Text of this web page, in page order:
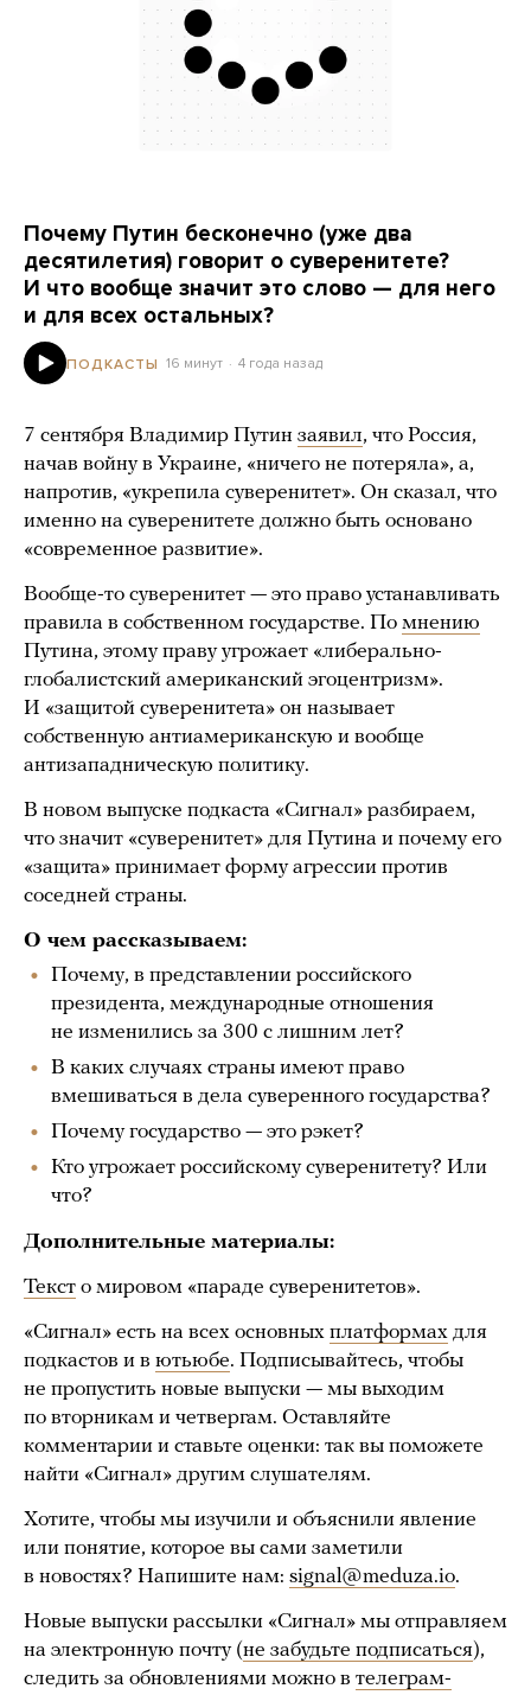
Почему Путин бесконечно (уже два
десятилетия) говорит о суверенитете?
И что вообще значит это слово — для него
и для всех остальных?
ПОДКАСТЫ 16 минут 4 года назад
7 сентября Владимир Путин заявил, что Россия,
начав войну в Украине, «ничего не потеряла», а,
напротив, «укрепила суверенитет». Он сказал, что
именно на суверенитете должно быть основано
«современное развитие».
Вообще-то суверенитет — это право устанавливать
правила в собственном государстве. По мнению
Путина, этому праву угрожает «либерально-
глобалистский американский эгоцентризм».
И «защитой суверенитета» он называет
собственную антиамериканскую и вообще
антизападническую политику.
В новом выпуске подкаста «Сигнал» разбираем,
что значит «суверенитет» для Путина и почему его
«защита» принимает форму агрессии против
соседней страны.
О чем рассказываем:
Почему, в представлении российского
президента, международные отношения
не изменились за 300 с лишним лет?
В каких случаях страны имеют право
вмешиваться в дела суверенного государства?
Почему государство — это рэкет?
Кто угрожает российскому суверенитету? Или
что?
Дополнительные материалы:
Текст о мировом «параде суверенитетов».
«Сигнал» есть на всех основных платформах для
подкастов и в ютьюбе. Подписывайтесь, чтобы
не пропустить новые выпуски — мы выходим
по вторникам и четвергам. Оставляйте
комментарии и ставьте оценки: так вы поможете
найти «Сигнал» другим слушателям.
Хотите, чтобы мы изучили и объяснили явление
или понятие, которое вы сами заметили
в новостях? Напишите нам: signal@meduza.io.
Новые выпуски рассылки «Сигнал» мы отправляем
на электронную почту (не забудьте подписаться),
следить за обновлениями можно в телеграм-